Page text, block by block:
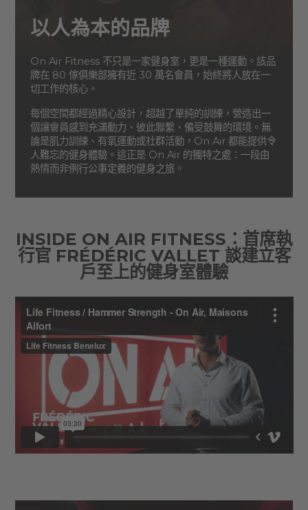
以人為本的品牌
On Air Fitness 不只是一家健身室，更是一種運動。該品
牌在 80 傢俱樂部擁有近 30 萬名會員，始終將人放在一
切工作的核心。
每個空間都經過精心設計，超越了單純的訓練，營造出一
個讓會員感到充滿動力、彼此聯繫、備受鼓舞的環境。無
論是肌力訓練、有氧運動或社群活動，On Air 都能提供令
人難忘的健身體驗。這正是 On Air 的獨特之處：一段由
熱情而非例行公事定義的健身之旅。
INSIDE ON AIR FITNESS：首席執
行官 FRÉDÉRIC VALLET 談建立客
戶至上的健身室體驗